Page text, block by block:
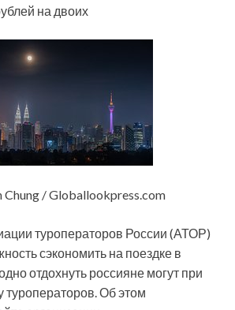
на двоих
Chung / Globallookpress.com
туроператоров России (АТОР)
сэкономить на поездке в
отдохнуть россияне могут при
туроператоров. Об этом